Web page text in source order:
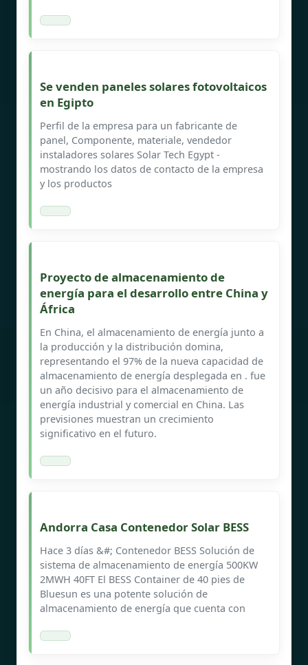
Se venden paneles solares fotovoltaicos
en Egipto
Perfil de la empresa para un fabricante de
panel, Componente, materiale, vendedor
instaladores solares Solar Tech Egypt -
mostrando los datos de contacto de la empresa
y los productos
Proyecto de almacenamiento de
energía para el desarrollo entre China y
África
En China, el almacenamiento de energía junto a
la producción y la distribución domina,
representando el 97% de la nueva capacidad de
almacenamiento de energía desplegada en . fue
un año decisivo para el almacenamiento de
energía industrial y comercial en China. Las
previsiones muestran un crecimiento
significativo en el futuro.
Andorra Casa Contenedor Solar BESS
Hace 3 días &#; Contenedor BESS Solución de
sistema de almacenamiento de energía 500KW
2MWH 40FT El BESS Container de 40 pies de
Bluesun es una potente solución de
almacenamiento de energía que cuenta con